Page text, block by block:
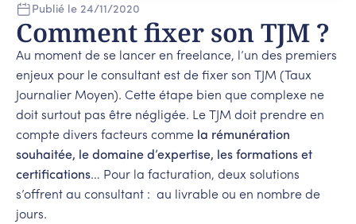
Publié le 24/11/2020
Comment fixer son TJM ?
Au moment de se lancer en freelance, l’un des premiers
enjeux pour le consultant est de fixer son TJM (Taux
Journalier Moyen). Cette étape bien que complexe ne
doit surtout pas être négligée. Le TJM doit prendre en
compte divers facteurs comme la rémunération
souhaitée, le domaine d’expertise, les formations et
certifications… Pour la facturation, deux solutions
s’offrent au consultant : au livrable ou en nombre de
jours.